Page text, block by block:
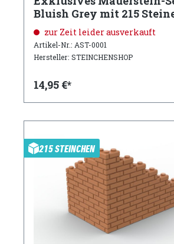
Bluish Grey mit 215
zur Zeit leider ausverkauft
Artikel-Nr.: AST-0001
Hersteller: STEINCHENSHOP
14,95 €*
215 STEINCHEN